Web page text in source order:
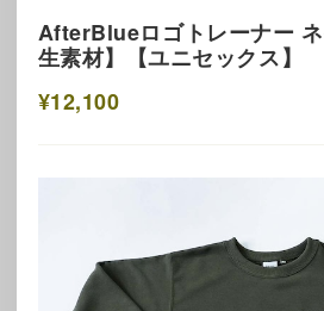
AfterBlueロゴトレーナー
生素材】【ユニセックス】
¥12,100